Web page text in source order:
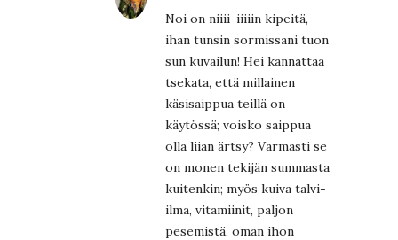
Noi on niiii-iiiiin kipeitä,
ihan tunsin sormissani tuon
sun kuvailun! Hei kannattaa
tsekata, että millainen
käsisaippua teillä on
käytössä; voisko saippua
olla liian ärtsy? Varmasti se
on monen tekijän summasta
kuitenkin; myös kuiva talvi-
ilma, vitamiinit, paljon
pesemistä, oman ihon